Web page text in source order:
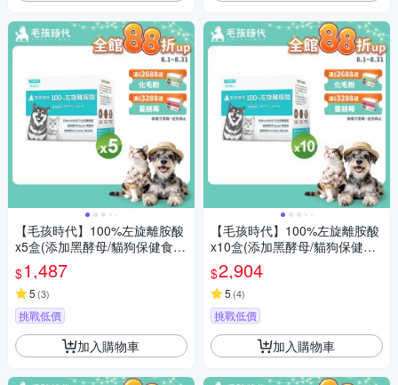
【毛孩時代】100%左旋離胺酸
x5盒(添加黑酵母/貓狗保健食
品/貓狗免疫力保健/寵物保健)
$1,487
5 (3)
挑戰低價
加入購物車
【毛孩時代】100%左旋離胺酸
x10盒(添加黑酵母/貓狗保健食
品/貓狗免疫力保健/寵物保健)
$2,904
5 (4)
挑戰低價
加入購物車